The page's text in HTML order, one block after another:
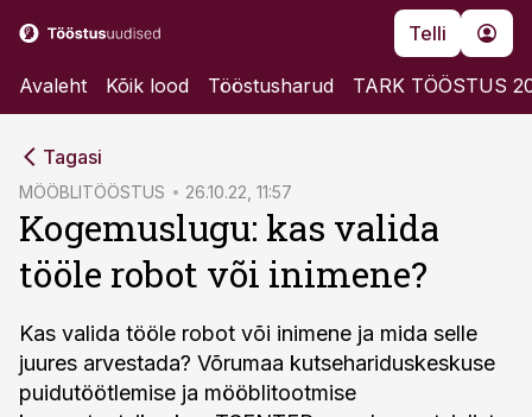
Telli
Avaleht Kõik lood Tööstusharud TARK TÖÖSTUS
Tagasi
MÖÖBLITÖÖSTUS 26.10.22, 11:57
Kogemuslugu: kas valida
tööle robot või inimene?
Kas valida tööle robot või inimene ja mida selle
juures arvestada? Võrumaa kutsehariduskeskuse
puidutöötlemise ja mööblitootmise